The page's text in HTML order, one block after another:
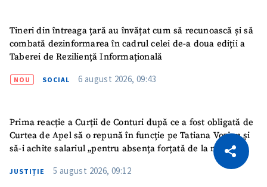
Copiază Link
Tineri din întreaga țară au învățat cum să recunoască și să
combată dezinformarea în cadrul celei de-a doua ediții a
Taberei de Reziliență Informațională
NOU SOCIAL 6 august 2026, 09:43
Prima reacție a Curții de Conturi după ce a fost obligată de
Curtea de Apel să o repună în funcție pe Tatiana Vozian și
să-i achite salariul „pentru absența forțată de la muncă”
JUSTIȚIE 5 august 2026, 09:12
CITEȘTE